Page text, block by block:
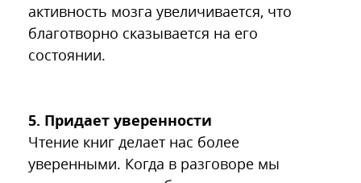
активность мозга увеличивается, что
благотворно сказывается на его
состоянии.
5. Придает уверенности
Чтение книг делает нас более
уверенными. Когда в разговоре мы